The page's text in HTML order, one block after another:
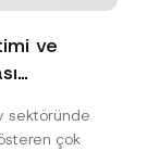
ve
sektöründe
çok